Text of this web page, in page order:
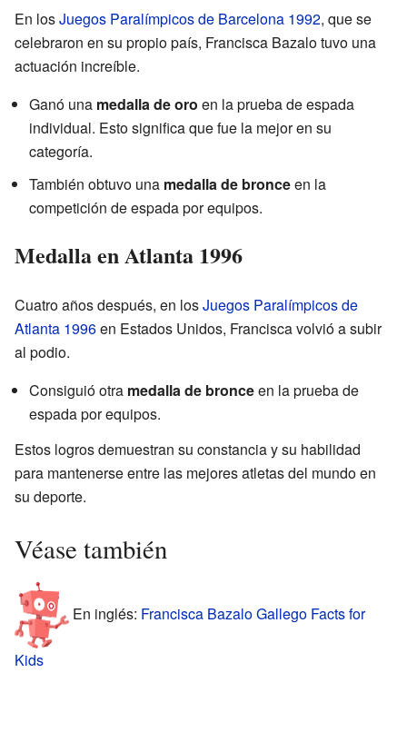
En losJuegos Paralímpicos de Barcelona 1992, que se
celebraron en su propio país, Francisca Bazalo tuvo una
actuación increíble.
Ganó una medalla de oro en la prueba de espada
individual. Esto significa que fue la mejor en su
categoría.
También obtuvo una medalla de bronceen la
competición de espada por equipos.
Medalla en Atlanta 1996
Cuatro años después, en losJuegos Paralímpicos de
Atlanta 1996en Estados Unidos, Francisca volvió a subir
al podio.
Consiguió otra medalla de bronceen la prueba de
espada por equipos.
Estos logros demuestran su constancia y su habilidad
para mantenerse entre las mejores atletas del mundo en
su deporte.
Véase también
En inglés: Francisca Bazalo Gallego Facts for
Kids